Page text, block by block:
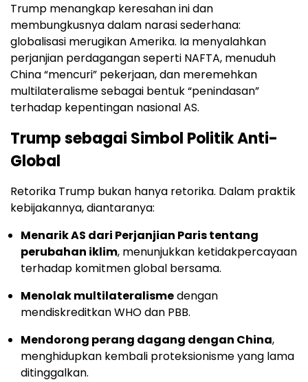
Trump menangkap keresahan ini dan
membungkusnya dalam narasi sederhana:
globalisasi merugikan Amerika. Ia menyalahkan
perjanjian perdagangan seperti NAFTA, menuduh
China “mencuri” pekerjaan, dan meremehkan
multilateralisme sebagai bentuk “penindasan”
terhadap kepentingan nasional AS.
Trump sebagai Simbol Politik Anti-
Global
Retorika Trump bukan hanya retorika. Dalam praktik
kebijakannya, diantaranya:
Menarik AS dari Perjanjian Paris tentang
perubahan iklim, menunjukkan ketidakpercayaan
terhadap komitmen global bersama.
Menolak multilateralismedengan
mendiskreditkan WHO dan PBB.
Mendorong perang dagang dengan China,
menghidupkan kembali proteksionisme yang lama
ditinggalkan.